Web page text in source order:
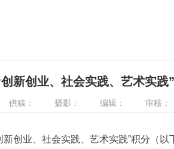
新创业、社会实践、艺术实践
供稿： 摄影： 编辑： 审核：
业、社会实践、艺术实践”积分（以